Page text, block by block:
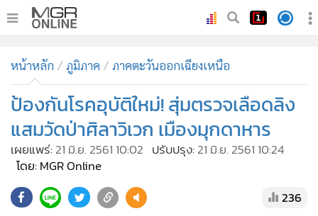
ทันเหตุการณ์
• ภาคใต้
ภูมิภาค
Online Section
บันเทิง
• ผู้จัดการรายวัน
• คอลัมนิสต์
หน้าหลัก ภูมิภาค ภาคตะวันออกเฉียงเหนือ
ป้องกันโรคอุบัติใหม่! สุ่มตรวจเลือดลิง
แสมวัดป่าศิลาวิเวก เมืองมุกดาหาร
เผยแพร่: 21 มิ.ย. 2561 10:02 ปรับปรุง: 21 มิ.ย. 2561 10:24
โดย: MGR Online
236